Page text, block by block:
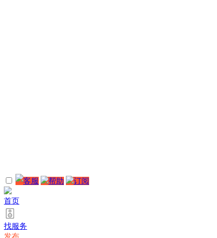
客服 帮助 订阅
首页
找服务
发布